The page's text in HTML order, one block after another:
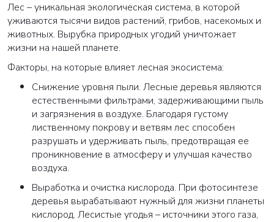
Лес – уникальная экологическая система, в которой
уживаются тысячи видов растений, грибов, насекомых и
животных. Вырубка природных угодий уничтожает
жизни на нашей планете.
Факторы, на которые влияет лесная экосистема:
Снижение уровня пыли. Лесные деревья являются
естественными фильтрами, задерживающими пыль
и загрязнения в воздухе. Благодаря густому
лиственному покрову и ветвям лес способен
разрушать и удерживать пыль, предотвращая ее
проникновение в атмосферу и улучшая качество
воздуха.
Выработка и очистка кислорода. При фотосинтезе
деревья вырабатывают нужный для жизни планеты
кислород. Лесистые угодья – источники этого газа,